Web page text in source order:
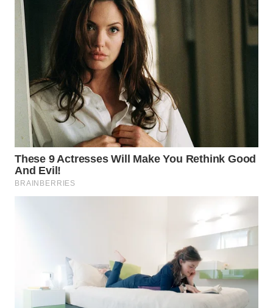
BINJAI
WN
CIREBON
WN
INDRAMAYU
WN
KUNINGAN
WN
WN
SUKABUMI